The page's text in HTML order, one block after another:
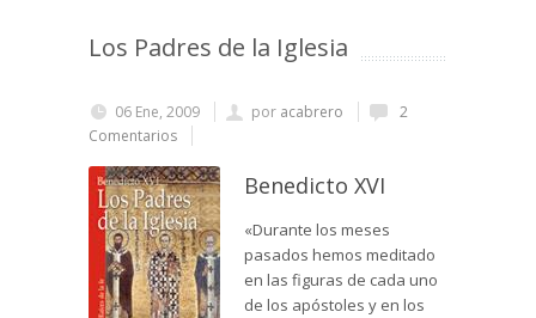
Los Padres de la Iglesia
06 Ene, 2009 por acabrero
2
Comentarios
Benedicto XVI
«Durante los meses
pasados hemos meditado
en las figuras de cada uno
de los apóstoles y en los